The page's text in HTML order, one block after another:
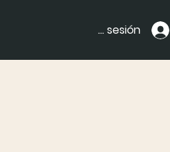
Iniciar sesión